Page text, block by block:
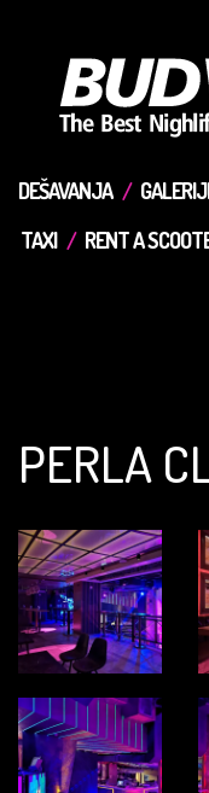
DEŠAVANJA
TAXI
RENT A
PERLA